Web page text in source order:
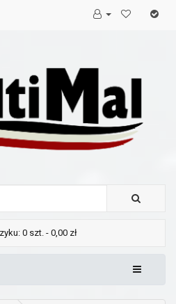
0 szt. - 0,00 zł